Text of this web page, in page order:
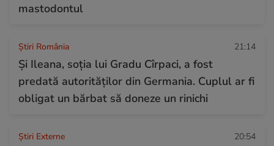
mastodontul
Știri România 21:14
Și Ileana, soţia lui Gradu Cîrpaci, a fost
predată autorităţilor din Germania. Cuplul ar fi
obligat un bărbat să doneze un rinichi
Știri Externe 20:54